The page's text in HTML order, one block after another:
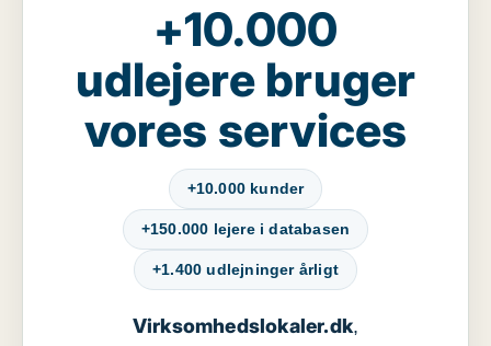
+10.000
udlejere bruger
vores services
+10.000 kunder
+150.000 lejere i databasen
+1.400 udlejninger årligt
Virksomhedslokaler.dk,